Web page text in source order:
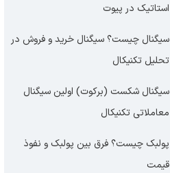
استاتیک در پیوت
سیگنال چیست؟ سیگنال خرید و فروش در
تحلیل تکنیکال
سیگنال شکست (برکوت) اولین سیگنال
معاملاتی تکنیکال
پولبک چیست؟ فرق بین پولبک و نفوذ
قیمت